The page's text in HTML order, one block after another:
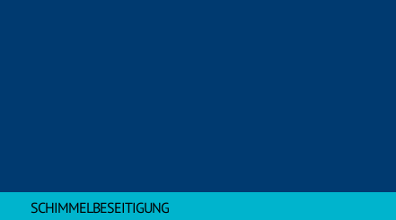
SCHIMMELBESEITIGUNG